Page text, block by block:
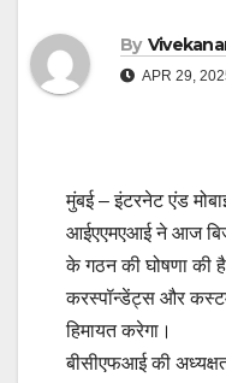
By
APR 29,
मुंबई – इंटरनेट एंड
आईएएमएआई ने आज
के गठन की घोषणा की
करस्‍पॉन्‍डेंट्स और
हिमायत करेगा।
बीसीएफआई की